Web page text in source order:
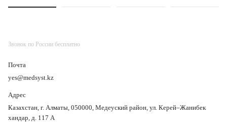
Звонок по России бесплатно
Почта
yes@medsyst.kz
Адрес
Казахстан, г. Алматы, 050000, Медеуский район, ул. Керей–Жанибек
хандар, д. 117 А